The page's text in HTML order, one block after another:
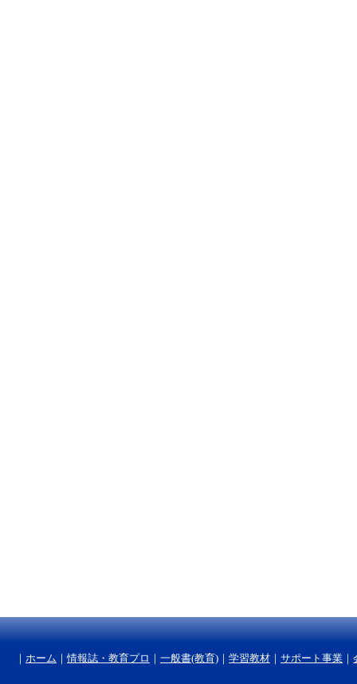
｜ ホーム ｜情報誌・教育プロ ｜ 一般書(教育) ｜ 学習教材 ｜ サポート事業 ｜